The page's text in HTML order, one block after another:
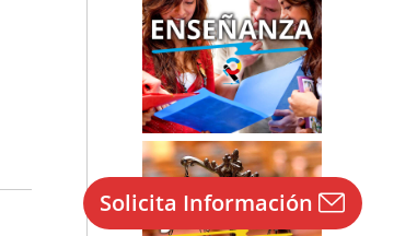
Solicita Información